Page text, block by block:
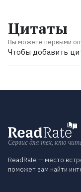
Цитаты
Вы можете первыми
Чтобы добавить
Сервис для тех, кто
ReadRate — место
поможет вам найти